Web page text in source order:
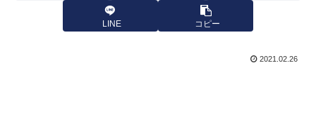
LINE コピー
2021.02.26